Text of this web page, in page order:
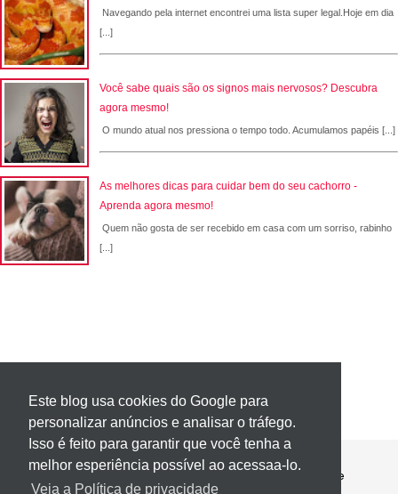
Este blog usa cookies do Google para
personalizar anúncios e analisar o tráfego.
Isso é feito para garantir que você tenha a
melhor esperiência possível ao acessaa-lo.
Veja a Política de privacidade
Navegando pela internet encontrei uma lista super legal.Hoje em dia
[...]
Você sabe quais são os signos mais nervosos? Descubra
agora mesmo!
O mundo atual nos pressiona o tempo todo. Acumulamos papéis [...]
As melhores dicas para cuidar bem do seu cachorro -
Aprenda agora mesmo!
Quem não gosta de ser recebido em casa com um sorriso, rabinho
[...]
Contato Política de Privacidade Sobre